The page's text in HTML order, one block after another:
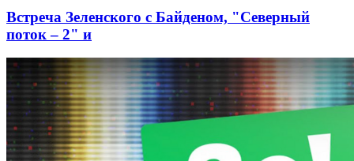
Встреча Зеленского с Байденом, "Северный
поток – 2" и